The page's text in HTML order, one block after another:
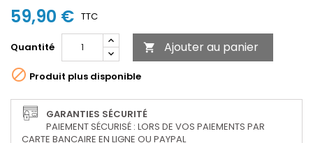
59,90 € TTC
Quantité  Ajouter au panier
 Produit plus disponible
GARANTIES SÉCURITÉ
PAIEMENT SÉCURISÉ : LORS DE VOS PAIEMENTS PAR
CARTE BANCAIRE EN LIGNE OU PAYPAL